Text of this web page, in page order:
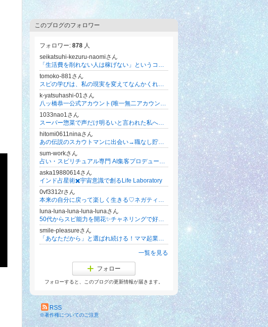
このブログのフォロワー
フォロワー: 878 人
seikatsuhi-kezuru-naomiさん
「生活費を削れない人は稼げない」というコンサルの言葉を信じ、娘の夏期講習を断って月4万3千円のコンサル代を払った母
tomoko-881さん
スピの学びは、私の現実を変えてなんかくれませんでした。
k-yatsuhashi-01さん
八ッ橋恭一公式アカウント(唯一無二アカウント)公式ブログ「博麗大世界へようこそ」
1033nao1さん
スーパー惣菜で声だけ明るいと言われた私へ。シフト後も廃棄のグラムだけを数えて黙る夜｜nao1
hitomi0611ninaさん
あの伝説のスカウトマンに出会い→職なし貯金なしから美道家という美しい人生に好転♡
sum-workさん
占い・スピリチュアル専門 AI集客プロデューサーのサム
aska19880614さん
インド占星術✖️宇宙意識で創るLife Laboratory
0vf3312rさん
本来の自分に戻って楽しく生きる♡ネガティブな感情は手放していきましょう！
luna-luna-luna-luna-lunaさん
50代からスピ能力を開花✨チャネリングで好きな仕事を始めるブログ✨
smile-pleasureさん
「あなただから」と選ばれ続ける！ママ起業・女性起業
一覧を見る
フォロー
フォローすると、このブログの更新情報が届きます。
RSS
※著作権についてのご注意